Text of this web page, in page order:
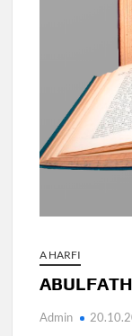
A HARFI
Admin